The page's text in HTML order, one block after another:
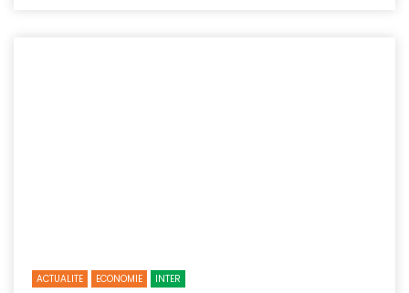
ACTUALITE ECONOMIE INTER